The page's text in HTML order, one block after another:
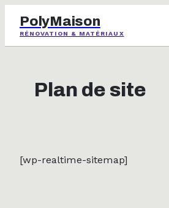
PolyMaison
RÉNOVATION & MATÉRIAUX
IMMOBILIER
Plan de site
[wp-realtime-sitemap]